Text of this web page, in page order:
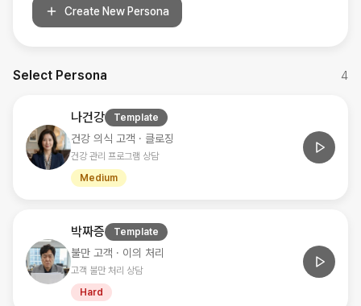
Create New Persona
Select Persona 4
나건강 Template
건강 의식 고객 · 클로징
건강 관리 프로그램 상담
Medium
박짜증 Template
불만 고객 · 이의 처리
고객 불만 처리 상담
Hard